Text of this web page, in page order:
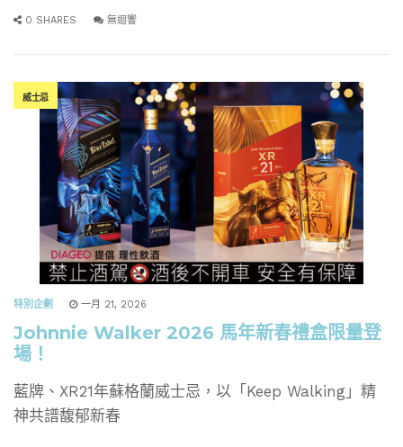
0 SHARES 無迴響
威士忌
特別企劃 一月 21, 2026
Johnnie Walker 2026 馬年新春禮盒限量登
場！
藍牌、XR21年蘇格蘭威士忌，以「Keep Walking」精
神共譜馥郁新春